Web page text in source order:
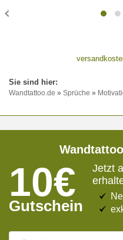
Wandtattoo.de » Sprüche »
10€
Gutschein
Jetzt